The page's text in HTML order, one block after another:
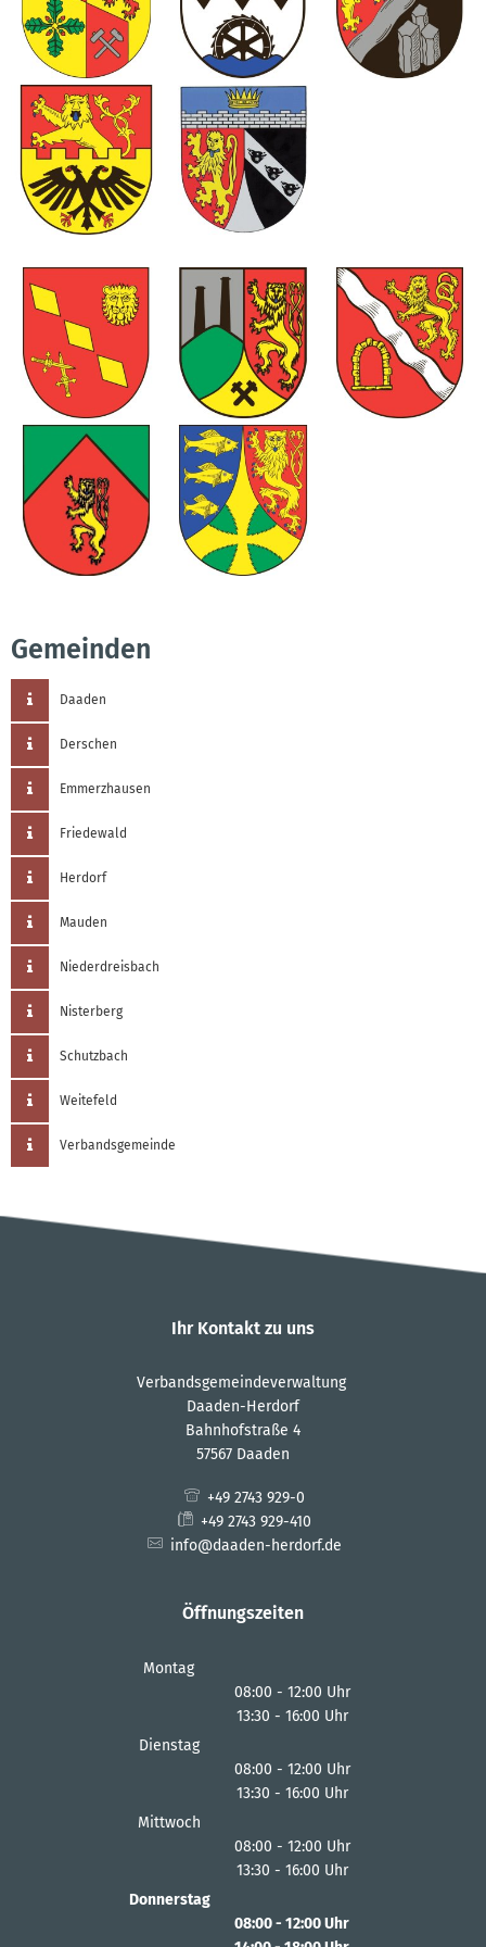
Gemeinden
Daaden
Derschen
Emmerzhausen
Friedewald
Herdorf
Mauden
Niederdreisbach
Nisterberg
Schutzbach
Weitefeld
Verbandsgemeinde
Ihr Kontakt zu uns
Verbandsgemeindeverwaltung
Daaden-Herdorf
Bahnhofstraße 4
57567 Daaden
+49 2743 929-0
+49 2743 929-410
info@daaden-herdorf.de
Öffnungszeiten
Montag
08:00 - 12:00 Uhr
Von 08:00 bis 12:00 Uhr
13:30 - 16:00 Uhr
Dienstag
08:00 - 12:00 Uhr
Von 08:00 bis 12:00 Uhr
13:30 - 16:00 Uhr
Mittwoch
08:00 - 12:00 Uhr
Von 08:00 bis 12:00 Uhr
13:30 - 16:00 Uhr
Donnerstag
08:00- 12:00Uhr